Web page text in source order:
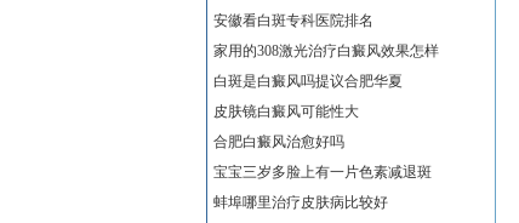
安徽看白斑专科医院排名
家用的308激光治疗白癜风效果怎样
白斑是白癜风吗提议合肥华夏
皮肤镜白癜风可能性大
合肥白癜风治愈好吗
宝宝三岁多脸上有一片色素减退斑
蚌埠哪里治疗皮肤病比较好